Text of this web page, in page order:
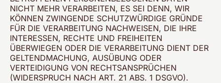
NICHT MEHR VERARBEITEN, ES SEI DENN, WIR
KÖNNEN ZWINGENDE SCHUTZWÜRDIGE GRÜNDE
FÜR DIE VERARBEITUNG NACHWEISEN, DIE IHRE
INTERESSEN, RECHTE UND FREIHEITEN
ÜBERWIEGEN ODER DIE VERARBEITUNG DIENT DER
GELTENDMACHUNG, AUSÜBUNG ODER
VERTEIDIGUNG VON RECHTSANSPRÜCHEN
(WIDERSPRUCH NACH ART. 21 ABS. 1 DSGVO).